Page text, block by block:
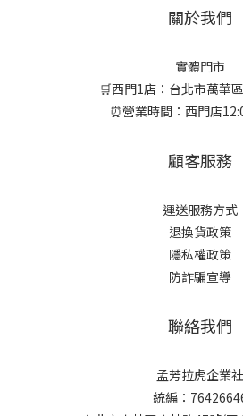
關於我們
實體門市
🛒西門1店：台北市萬華
⏰營業時間：西門店
顧客服務
運送服務方式
退換貨政策
隱私權政策
防詐騙宣導
聯絡我們
孟芳拉虎企業社
統編：